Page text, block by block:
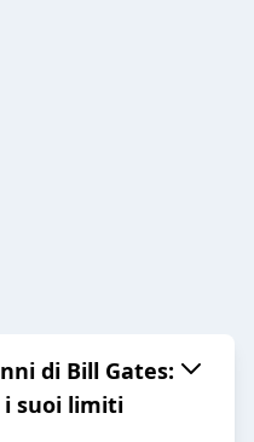
di Bill Gates:
i suoi limiti